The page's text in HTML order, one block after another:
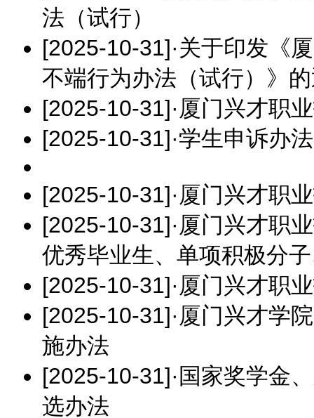
法（试行）
[2025-10-31]·关于印发《
不端行为办法（试行）》
[2025-10-31]· 厦门兴才职
[2025-10-31]·学生申诉办
[2025-10-31]· 厦门兴才职
[2025-10-31]· 厦门兴才职
优秀毕业生、单项积极分
[2025-10-31]· 厦门兴才职
[2025-10-31]· 厦门兴才学
施办法
[2025-10-31]· 国家奖学金
选办法